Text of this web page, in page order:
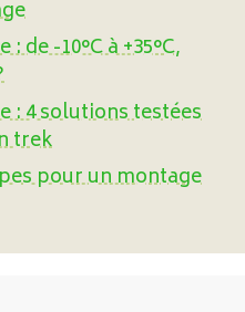
de -10°C à +35°C,
: 4 solutions testées
trek
pour un montage